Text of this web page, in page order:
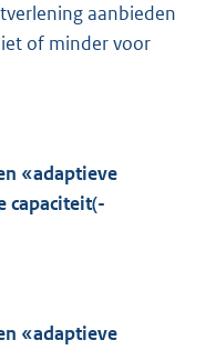
aanbieden
of minder voor
«adaptieve
capaciteit(-
«adaptieve